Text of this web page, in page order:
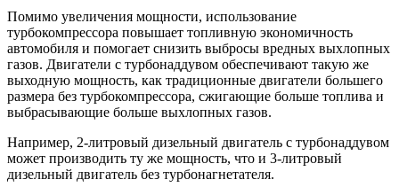
Помимо увеличения мощности, использование
турбокомпрессора повышает топливную экономичность
автомобиля и помогает снизить выбросы вредных выхлопных
газов. Двигатели с турбонаддувом обеспечивают такую ​​же
выходную мощность, как традиционные двигатели большего
размера без турбокомпрессора, сжигающие больше топлива и
выбрасывающие больше выхлопных газов.
Например, 2-литровый дизельный двигатель с турбонаддувом
может производить ту же мощность, что и 3-литровый
дизельный двигатель без турбонагнетателя.